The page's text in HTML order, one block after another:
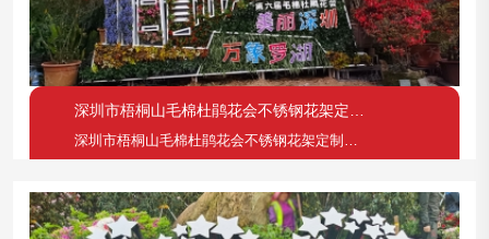
深圳市梧桐山毛棉杜鹃花会不锈钢花架定制案例